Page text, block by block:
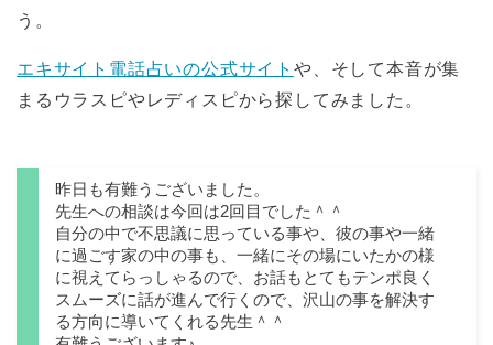
う。
エキサイト電話占いの公式サイト や、そして本音が集
まるウラスピやレディスピから探してみました。
昨日も有難うございました。
先生への相談は今回は2回目でした＾＾
自分の中で不思議に思っている事や、彼の事や一緒
に過ごす家の中の事も、一緒にその場にいたかの様
に視えてらっしゃるので、お話もとてもテンポ良く
スムーズに話が進んで行くので、沢山の事を解決す
る方向に導いてくれる先生＾＾